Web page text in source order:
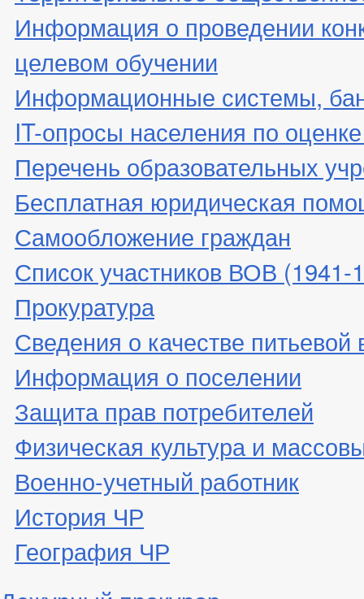
Информация о проведении
целевом обучении
Информационные системы,
IT-опросы населения по
Перечень образовательных
Бесплатная юридическая
Самообложение граждан
Список участников ВОВ (1941-
Прокуратура
Сведения о качестве питьевой
Информация о поселении
Защита прав потребителей
Физическая культура и
Военно-учетный работник
История ЧР
География ЧР